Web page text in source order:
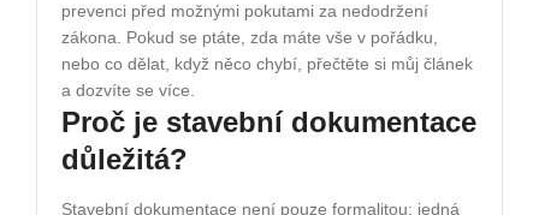
prevenci před možnými pokutami za nedodržení
zákona. Pokud se ptáte, zda máte vše v pořádku,
nebo co dělat, když něco chybí, přečtěte si můj článek
a dozvíte se více.
Proč je stavební dokumentace
důležitá?
Stavební dokumentace není pouze formalitou; jedná